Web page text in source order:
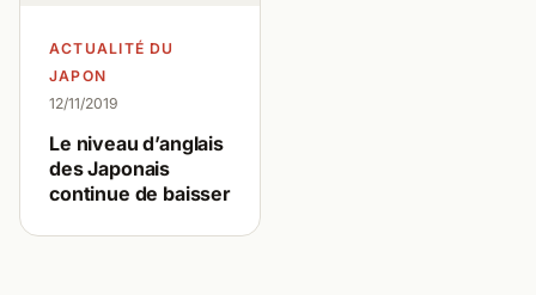
ACTUALITÉ DU
JAPON
12/11/2019
Le niveau d’anglais
des Japonais
continue de baisser